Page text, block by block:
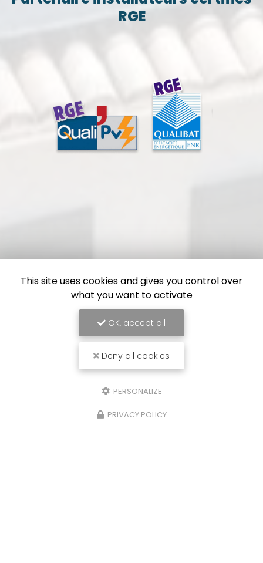
RGE
This site uses cookies and gives you control over
what you want to activate
OK, accept all
Deny all cookies
PERSONALIZE
PRIVACY POLICY